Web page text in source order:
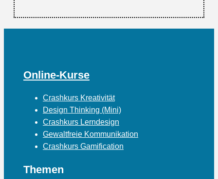
Online-Kurse
Crashkurs Kreativität
Design Thinking (Mini)
Crashkurs Lerndesign
Gewaltfreie Kommunikation
Crashkurs Gamification
Themen